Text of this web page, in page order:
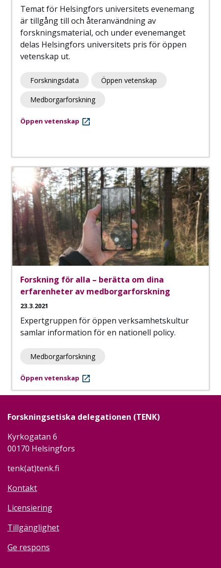
Temat för Helsingfors universitets evenemang
är tillgång till och återanvändning av
forskningsmaterial, och under evenemanget
delas Helsingfors universitets pris för öppen
vetenskap ut.
Forskningsdata Öppen vetenskap
Medborgarforskning
Öppen vetenskap
Forskning för alla – berätta om dina
erfarenheter av medborgarforskning
23.3.2021
Expertgruppen för öppen verksamhetskultur
samlar information för en nationell policy.
Medborgarforskning
Öppen vetenskap
Forskningsetiska delegationen (TENK)
Kyrkogatan 6
00170 Helsingfors
tenk(at)tenk.fi
Kontakt
Licensiering
Tillgänglighet
Ge respons